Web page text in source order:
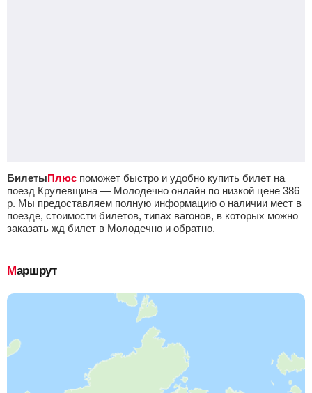
БилетыПлюс поможет быстро и удобно купить билет на
поезд Крулевщина — Молодечно онлайн по низкой цене 386
р. Мы предоставляем полную информацию о наличии мест в
поезде, стоимости билетов, типах вагонов, в которых можно
заказать жд билет в Молодечно и обратно.
Маршрут